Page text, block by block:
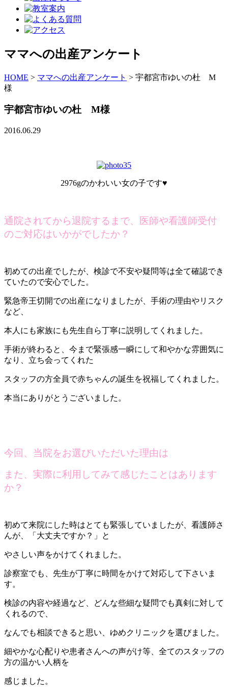
ママへの出産アンケート
HOME > ママへの出産アンケート > 宇都宮市ゆいの杜 M
様
宇都宮市ゆいの杜 M様
2016.06.29
2976gのかわいい女の子です♥
通院されてから退院するまで、医師や看護師受付
のご対応はいかがでしたか？
初めての出産でしたが、検診で不安や疑問等は全て確認でき
ていたので安心でした。
緊急帝王切開での出産になりましたが、手術の理由やリスク
など、
本人にも家族にも先生自ら丁寧に説明してくれました。
手術が終わると、今まで緊張感一瞬にして和やかな雰囲気に
なり、立ち会ってくれた
スタッフの方全員で赤ちゃんの誕生を祝福してくれました。
本当にありがとうございました。
今回、当院をお選びいただいた理由は
また、実際に利用してみて感じたことはあります
か？
初めて来院にした時はとても緊張していましたが、看護師さ
んが、「大丈夫ですか？」と
やさしい声をかけてくれました。
診察室でも、先生が丁寧に時間をかけて対応して下さいま
す。
検診の内容や経過など、どんな些細な疑問でも真剣に対して
くれるので、
なんでも相談できると思い、ゆめクリニックを選びました。
細やかな心配りや患者さんへの声がけ等、全てのスタッフの
方の温かい人柄を
感じました。